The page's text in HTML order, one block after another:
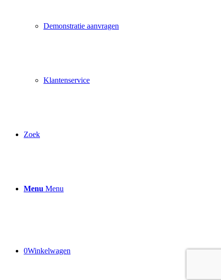
Demonstratie aanvragen
Klantenservice
Zoek
Menu Menu
0Winkelwagen